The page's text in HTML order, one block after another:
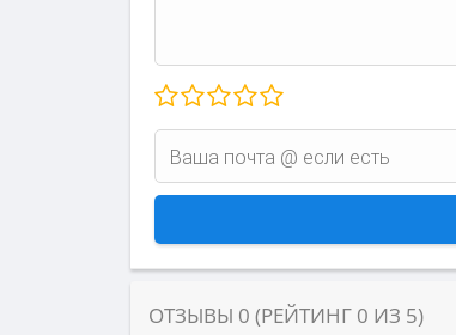
ОТЗЫВЫ 0 (РЕЙТИНГ 0 ИЗ 5)